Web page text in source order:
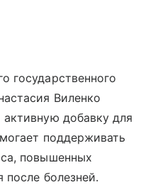
государственного
Виленко
активную добавку для
поддерживать
повышенных
после болезней.